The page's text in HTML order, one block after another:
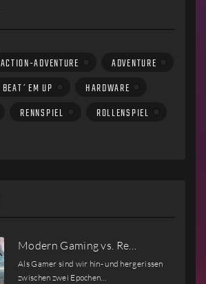
ACTION-ADVENTURE
ADVENTURE
BEAT´EM UP
HARDWARE
RENNSPIEL
ROLLENSPIEL
Modern Gaming vs. Re…
Als Gamer sind wir hin- und hergerissen
zwischen zwei Epochen…